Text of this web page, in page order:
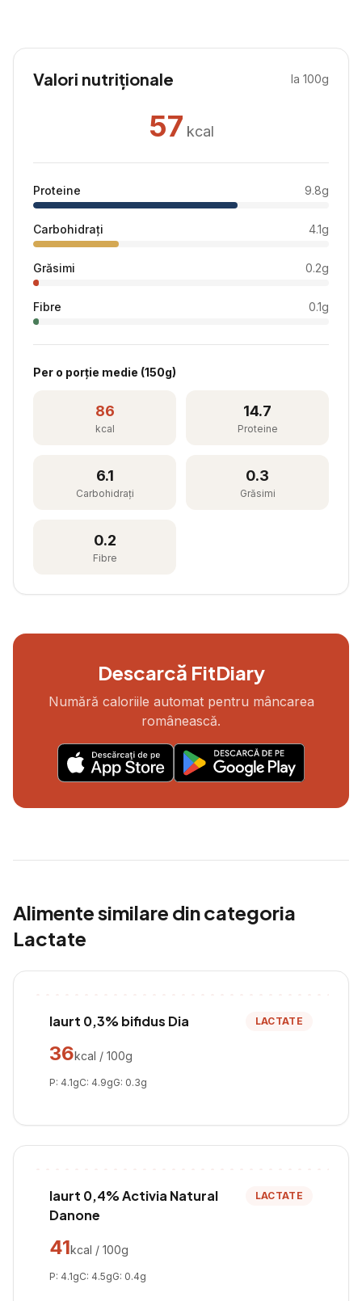
Valori nutriționale la 100g
57 kcal
Proteine 9.8g
Carbohidrați 4.1g
Grăsimi 0.2g
Fibre 0.1g
Per o porție medie (150g)
86
kcal
14.7
Proteine
6.1
Carbohidrați
0.3
Grăsimi
0.2
Fibre
Descarcă FitDiary
Numără caloriile automat pentru mâncarea
românească.
Alimente similare din categoria
Lactate
Iaurt 0,3% bifidus Dia LACTATE
36kcal / 100g
P: 4.1gC: 4.9gG: 0.3g
Iaurt 0,4% Activia Natural
Danone
LACTATE
41kcal / 100g
P: 4.1gC: 4.5gG: 0.4g